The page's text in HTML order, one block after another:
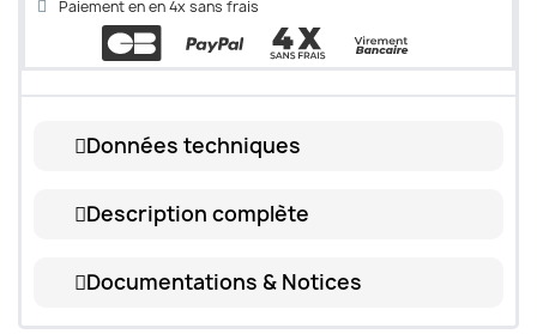
Paiement en en 4x sans frais
Données techniques
Description complète
Documentations & Notices